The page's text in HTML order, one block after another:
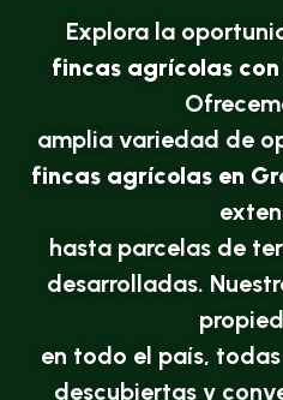
Explora la
fincas agrícolas con
amplia variedad de
fincas agrícolas en
hasta parcelas de
desarrolladas.
en todo el país,
descubiertas y